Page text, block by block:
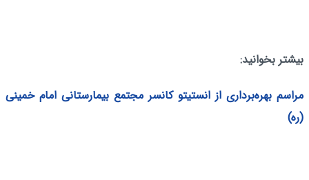
بیشتر بخوانید:
مراسم بهره‌برداری از انستیتو کانسر مجتمع بیمارستانی امام خمینی
(ره)